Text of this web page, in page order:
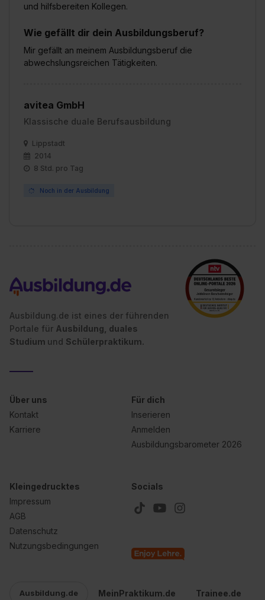
und hilfsbereiten Kollegen.
Wie gefällt dir dein Ausbildungsberuf?
Mir gefällt an meinem Ausbildungsberuf die
abwechslungsreichen Tätigkeiten.
avitea GmbH
Klassische duale Berufsausbildung
Lippstadt
2014
8 Std. pro Tag
Noch in der Ausbildung
Ausbildung.de ist eines der führenden
Portale für Ausbildung, duales
Studium und Schülerpraktikum.
Über uns
Kontakt
Karriere
Für dich
Inserieren
Anmelden
Ausbildungsbarometer 2026
Kleingedrucktes
Impressum
AGB
Datenschutz
Nutzungsbedingungen
Socials
Ausbildung.de MeinPraktikum.de Trainee.de